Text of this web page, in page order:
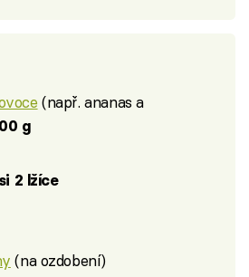
(např. ananas a
g
2 lžíce
(na ozdobení)